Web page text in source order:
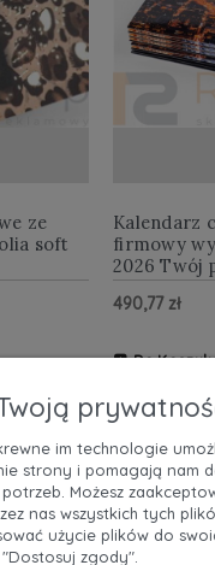
ze
soft
Kalendarz
firmowy
2026 Twój
490,77 zł
Do
POMOC
MOJE KONTO
im technologie
strony i pomagają nam
Możesz
nas wszystkich tych
użycie plików do
zgody".